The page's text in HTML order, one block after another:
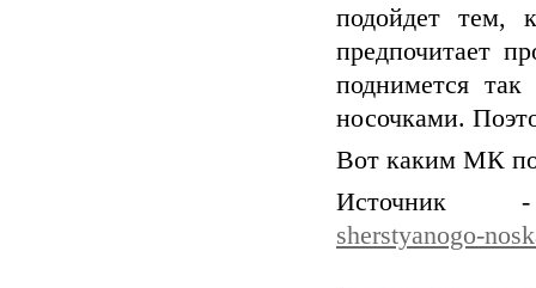
подойдет тем,
предпочитает
поднимется
носочками.
Вот каким МК
sherstyanogo-